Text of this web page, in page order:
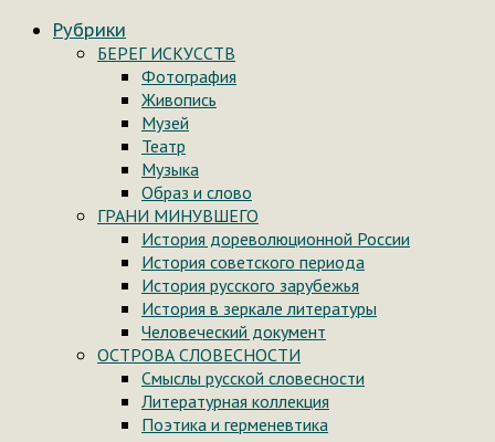
Рубрики
БЕРЕГ ИСКУССТВ
Фотография
Живопись
Музей
Театр
Музыка
Образ и слово
ГРАНИ МИНУВШЕГО
История дореволюционной России
История советского периода
История русского зарубежья
История в зеркале литературы
Человеческий документ
ОСТРОВА СЛОВЕСНОСТИ
Смыслы русской словесности
Литературная коллекция
Поэтика и герменевтика